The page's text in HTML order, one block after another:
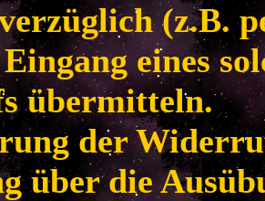
(z.B.
eines
übermitteln.
der
über die